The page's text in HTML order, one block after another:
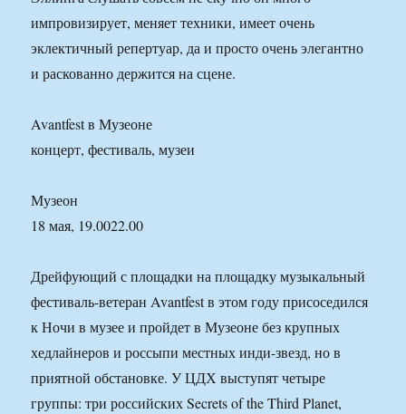
импровизирует, меняет техники, имеет очень
эклектичный репертуар, да и просто очень элегантно
и раскованно держится на сцене.
Avantfest в Музеоне
концерт, фестиваль, музеи
Музеон
18 мая, 19.0022.00
Дрейфующий с площадки на площадку музыкальный
фестиваль-ветеран Avantfest в этом году присоседился
к Ночи в музее и пройдет в Музеоне без крупных
хедлайнеров и россыпи местных инди-звезд, но в
приятной обстановке. У ЦДХ выступят четыре
группы: три российских Secrets of the Third Planet,